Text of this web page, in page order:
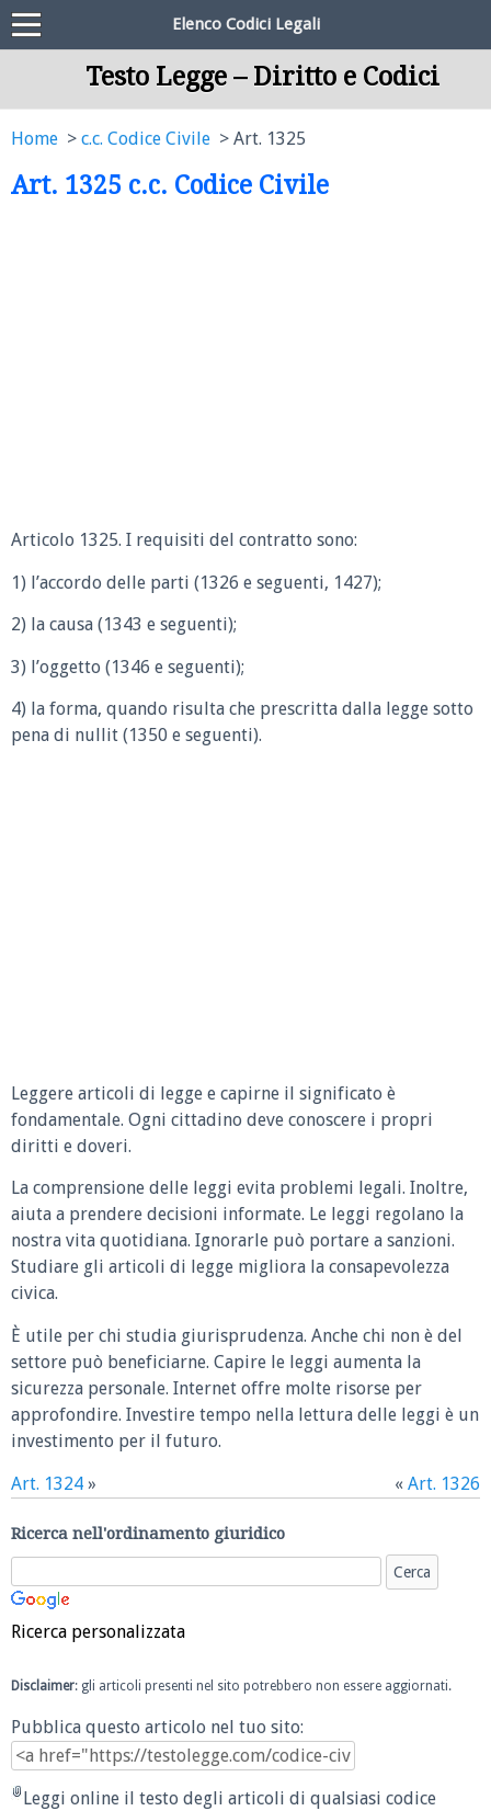
Elenco Codici Legali
Testo Legge – Diritto e Codici
Home c.c. Codice Civile Art. 1325
Art. 1325 c.c. Codice Civile
Articolo 1325. I requisiti del contratto sono:
1) l’accordo delle parti (1326 e seguenti, 1427);
2) la causa (1343 e seguenti);
3) l’oggetto (1346 e seguenti);
4) la forma, quando risulta che prescritta dalla legge sotto
pena di nullit (1350 e seguenti).
Leggere articoli di legge e capirne il significato è
fondamentale. Ogni cittadino deve conoscere i propri
diritti e doveri.
La comprensione delle leggi evita problemi legali. Inoltre,
aiuta a prendere decisioni informate. Le leggi regolano la
nostra vita quotidiana. Ignorarle può portare a sanzioni.
Studiare gli articoli di legge migliora la consapevolezza
civica.
È utile per chi studia giurisprudenza. Anche chi non è del
settore può beneficiarne. Capire le leggi aumenta la
sicurezza personale. Internet offre molte risorse per
approfondire. Investire tempo nella lettura delle leggi è un
investimento per il futuro.
Art. 1324 » « Art. 1326
Ricerca nell'ordinamento giuridico
Ricerca personalizzata
Disclaimer: gli articoli presenti nel sito potrebbero non essere aggiornati.
Pubblica questo articolo nel tuo sito:
Leggi online il testo degli articoli di qualsiasi codice